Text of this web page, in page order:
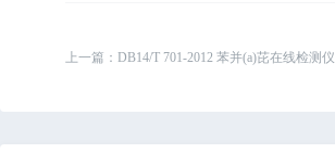
上一篇： DB14/T 701-2012 苯并(a)芘在线检测仪